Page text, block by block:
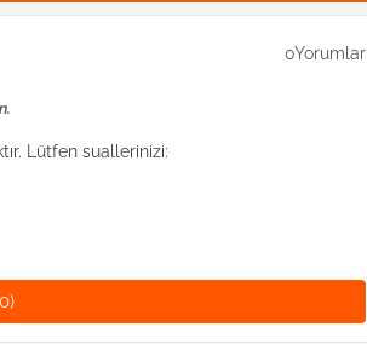
0Yorumlar
Lütfen suallerinizi: